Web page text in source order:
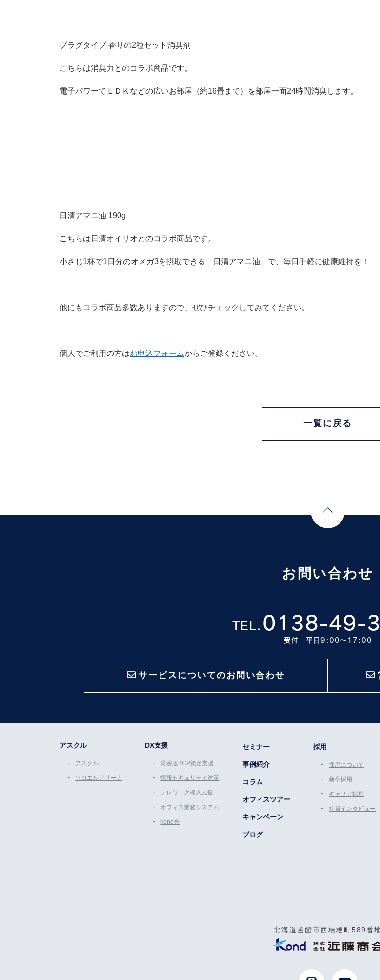
プラグタイプ 香りの2種セット消臭剤
こちらは消臭力とのコラボ商品です。
電子パワーでＬＤＫなどの広いお部屋（約16畳まで）を部屋一面24時間消臭します。
日清アマニ油 190g
こちらは日清オイリオとのコラボ商品です。
小さじ1杯で1日分のオメガ3を摂取できる「日清アマニ油」で、毎日手軽に健康維持を！
他にもコラボ商品多数ありますので、ぜひチェックしてみてください。
個人でご利用の方はお申込フォームからご登録ください。
一覧に戻る
お問い合わせ
TEL. 0138-49-
受付 平日9:00〜17:00
サービスについてのお問い合わせ
アスクル
アスクル
ソロエルアリーナ
DX支援
災害版BCP策定支援
情報セキュリティ対策
テレワーク導入支援
オフィス業務システム
kond光
セミナー
事例紹介
コラム
オフィスツアー
キャンペーン
ブログ
採用
採用について
新卒採用
キャリア採用
社員インタビュー
北海道函館市西桔梗町589番